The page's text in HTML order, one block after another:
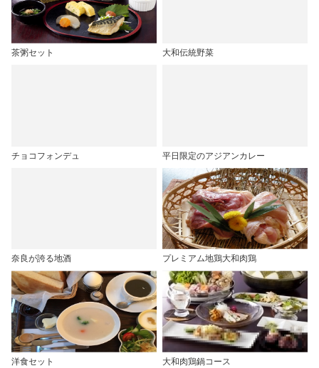
茶粥セット 大和伝統野菜
チョコフォンデュ 平日限定のアジアンカレー
奈良が誇る地酒 プレミアム地鶏大和肉鶏
洋食セット 大和肉鶏鍋コース